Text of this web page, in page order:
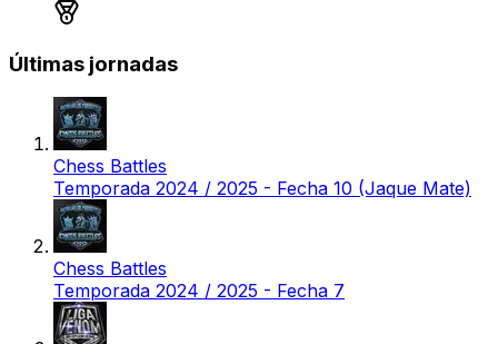
Últimas jornadas
Chess Battles
Temporada 2024 / 2025 - Fecha 10 (Jaque Mate)
Chess Battles
Temporada 2024 / 2025 - Fecha 7